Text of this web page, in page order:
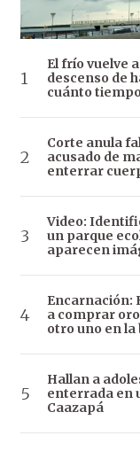
El frío vuelve
descenso de
cuánto
Corte anula
acusado de
enterrar
Video:
un parque
aparecen
Encarnación:
a comprar
otro uno en la
Hallan a
enterrada en
Caazapá